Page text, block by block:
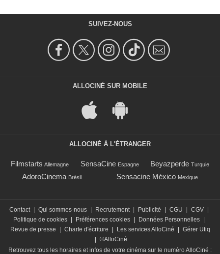
SUIVEZ-NOUS
ALLOCINÉ SUR MOBILE
ALLOCINÉ À L'ÉTRANGER
Filmstarts Allemagne SensaCine Espagne Beyazperde Turquie
AdoroCinema Brésil Sensacine México Mexique
Contact | Qui sommes-nous | Recrutement | Publicité | CGU | CGV |
Politique de cookies | Préférences cookies | Données Personnelles |
Revue de presse
| Charte d'écriture | Les services AlloCiné | Gérer Utiq
| ©AlloCiné
Retrouvez tous les horaires et infos de votre cinéma sur le numéro AlloCiné :